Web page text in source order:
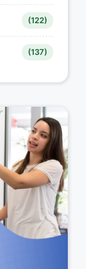
(122)
(137)